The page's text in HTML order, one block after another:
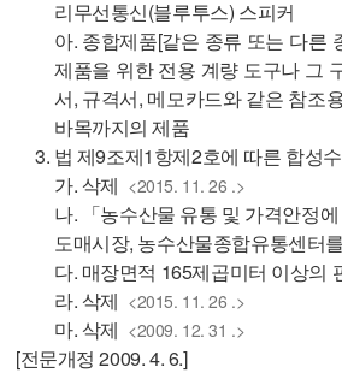
리무선통신(블루투스) 스피커
아. 종합제품[같은 종류 또는 다른
제품을 위한 전용 계량 도구나 그
서, 규격서, 메모카드와 같은 참조
바목까지의 제품
3. 법 제9조제1항제2호에 따른 합성
가. 삭제 <2015. 11. 26 .>
나. 「농수산물 유통 및 가격안정
도매시장, 농수산물종합유통센터
다. 매장면적 165제곱미터 이상의
라. 삭제 <2015. 11. 26 .>
마. 삭제 <2009. 12. 31 .>
[전문개정 2009. 4. 6.]